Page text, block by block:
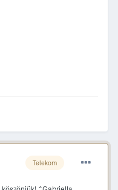
Telekom